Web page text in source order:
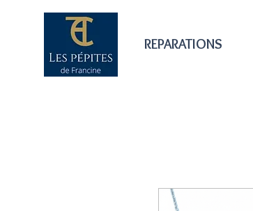
REPARATIONS